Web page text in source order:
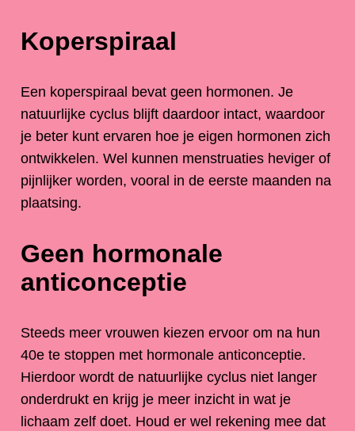
Koperspiraal
Een koperspiraal bevat geen hormonen. Je
natuurlijke cyclus blijft daardoor intact, waardoor
je beter kunt ervaren hoe je eigen hormonen zich
ontwikkelen. Wel kunnen menstruaties heviger of
pijnlijker worden, vooral in de eerste maanden na
plaatsing.
Geen hormonale
anticonceptie
Steeds meer vrouwen kiezen ervoor om na hun
40e te stoppen met hormonale anticonceptie.
Hierdoor wordt de natuurlijke cyclus niet langer
onderdrukt en krijg je meer inzicht in wat je
lichaam zelf doet. Houd er wel rekening mee dat